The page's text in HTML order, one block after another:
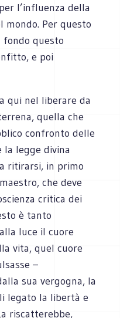
l’influenza della
mondo. Per questo
questo
e poi
qui nel liberare da
quella che
confronto delle
la legge divina
ritirarsi, in primo
che deve
critica dei
è tanto
luce il cuore
vita, quel cuore
–
sua vergogna, la
legato la libertà e
riscatterebbe,